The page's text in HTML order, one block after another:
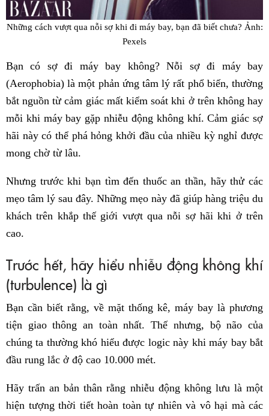
Những cách vượt qua nỗi sợ khi đi máy bay, bạn đã biết chưa? Ảnh:
Pexels
Bạn có sợ đi máy bay không? Nỗi sợ đi máy bay
(Aerophobia) là một phản ứng tâm lý rất phổ biến, thường
bắt nguồn từ cảm giác mất kiểm soát khi ở trên không hay
mỗi khi máy bay gặp nhiễu động không khí. Cảm giác sợ
hãi này có thể phá hỏng khởi đầu của nhiều kỳ nghỉ được
mong chờ từ lâu.
Nhưng trước khi bạn tìm đến thuốc an thần, hãy thử các
mẹo tâm lý sau đây. Những mẹo này đã giúp hàng triệu du
khách trên khắp thế giới vượt qua nỗi sợ hãi khi ở trên
cao.
Trước hết, hãy hiểu nhiễu động không khí
(turbulence) là gì
Bạn cần biết rằng, về mặt thống kê, máy bay là phương
tiện giao thông an toàn nhất. Thế nhưng, bộ não của
chúng ta thường khó hiểu được logic này khi máy bay bắt
đầu rung lắc ở độ cao 10.000 mét.
Hãy trấn an bản thân rằng nhiễu động không lưu là một
hiện tượng thời tiết hoàn toàn tự nhiên và vô hại mà các